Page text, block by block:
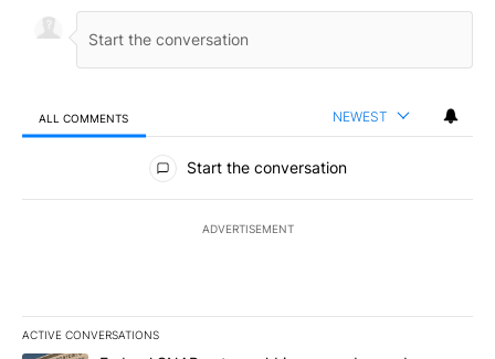
ALL COMMENTS NEWEST
All Comments
Start the conversation
ADVERTISEMENT
ACTIVE CONVERSATIONS
The following is a list of the most commented articles in the last